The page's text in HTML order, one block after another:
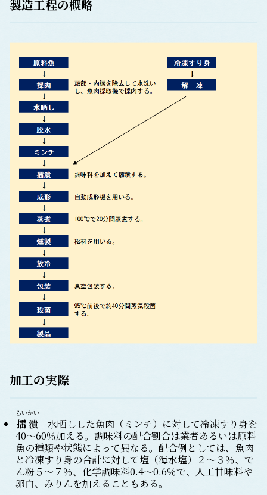
製造工程の概略
加工の実際
擂潰
らいかい
水晒しした魚肉（ミンチ）に対して冷凍すり身を
40～60％加える。調味料の配合割合は業者あるいは原料
魚の種類や状態によって異なる。配合例としては、魚肉
と冷凍すり身の合計に対して塩（海水塩）２～３％、で
ん粉５～７％、化学調味料0.4～0.6％で、人工甘味料や
卵白、みりんを加えることもある。